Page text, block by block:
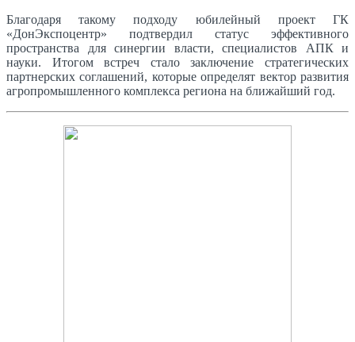
Благодаря такому подходу юбилейный проект ГК
«ДонЭкспоцентр» подтвердил статус эффективного
пространства для синергии власти, специалистов АПК и
науки. Итогом встреч стало заключение стратегических
партнерских соглашений, которые определят вектор развития
агропромышленного комплекса региона на ближайший год.